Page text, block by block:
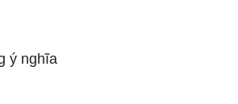
ý nghĩa